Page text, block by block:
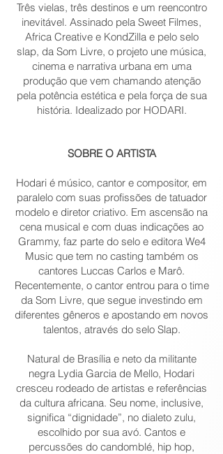
Três vielas, três destinos e um reencontro
inevitável. Assinado pela Sweet Filmes,
Africa Creative e KondZilla e pelo selo
slap, da Som Livre, o projeto une música,
cinema e narrativa urbana em uma
produção que vem chamando atenção
pela potência estética e pela força de sua
história. Idealizado por HODARI.
SOBRE O ARTISTA
Hodari é músico, cantor e compositor, em
paralelo com suas profissões de tatuador
modelo e diretor criativo. Em ascensão na
cena musical e com duas indicações ao
Grammy, faz parte do selo e editora We4
Music que tem no casting também os
cantores Luccas Carlos e Marô.
Recentemente, o cantor entrou para o time
da Som Livre, que segue investindo em
diferentes gêneros e apostando em novos
talentos, através do selo Slap.
Natural de Brasília e neto da militante
negra Lydia Garcia de Mello, Hodari
cresceu rodeado de artistas e referências
da cultura africana. Seu nome, inclusive,
significa “dignidade”, no dialeto zulu,
escolhido por sua avó. Cantos e
percussões do candomblé, hip hop,